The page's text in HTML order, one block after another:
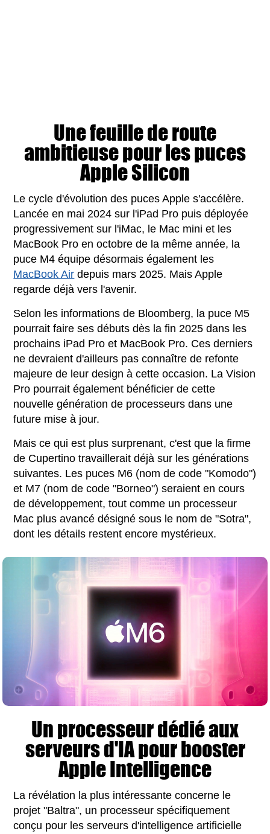
Une feuille de route
ambitieuse pour les puces
Apple Silicon
Le cycle d'évolution des puces Apple s'accélère.
Lancée en mai 2024 sur l'iPad Pro puis déployée
progressivement sur l'iMac, le Mac mini et les
MacBook Pro en octobre de la même année, la
puce M4 équipe désormais également les
MacBook Air depuis mars 2025. Mais Apple
regarde déjà vers l'avenir.
Selon les informations de Bloomberg, la puce M5
pourrait faire ses débuts dès la fin 2025 dans les
prochains iPad Pro et MacBook Pro. Ces derniers
ne devraient d'ailleurs pas connaître de refonte
majeure de leur design à cette occasion. La Vision
Pro pourrait également bénéficier de cette
nouvelle génération de processeurs dans une
future mise à jour.
Mais ce qui est plus surprenant, c'est que la firme
de Cupertino travaillerait déjà sur les générations
suivantes. Les puces M6 (nom de code "Komodo")
et M7 (nom de code "Borneo") seraient en cours
de développement, tout comme un processeur
Mac plus avancé désigné sous le nom de "Sotra",
dont les détails restent encore mystérieux.
Un processeur dédié aux
serveurs d'IA pour booster
Apple Intelligence
La révélation la plus intéressante concerne le
projet "Baltra", un processeur spécifiquement
conçu pour les serveurs d'intelligence artificielle